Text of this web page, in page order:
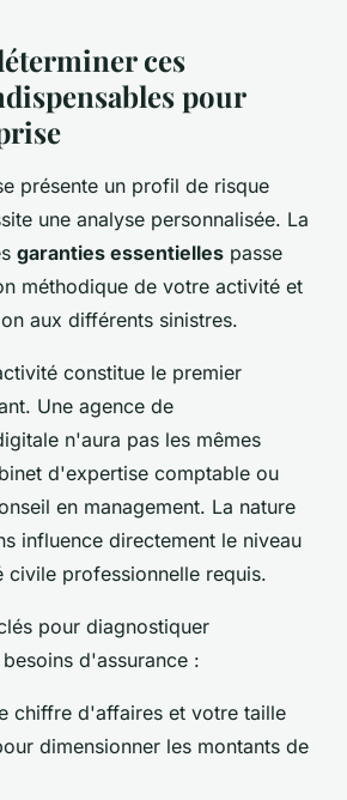
ces
pour
présente un profil de risque
une analyse personnalisée. La
garanties essentielles passe
méthodique de votre activité et
aux différents sinistres.
constitue le premier
Une agence de
n'aura pas les mêmes
d'expertise comptable ou
en management. La nature
influence directement le niveau
civile professionnelle requis.
pour diagnostiquer
d'assurance :
chiffre d'affaires et votre taille
dimensionner les montants de